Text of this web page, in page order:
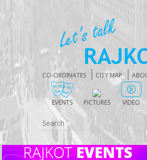
CO-ORDINATES CITY MAP
EVENTS PICTURES VIDEO